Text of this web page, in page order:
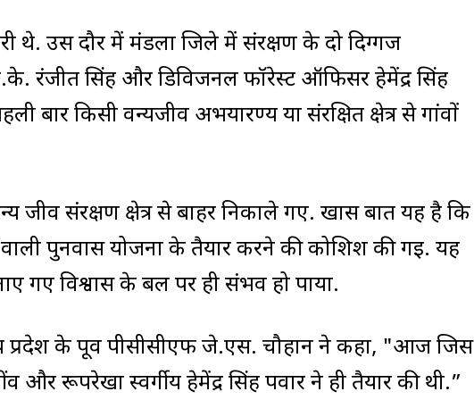
थे. उस दौर में मंडला जिले में संरक्षण के दो दिग्गज
रंजीत सिंह और डिविजनल फॉरेस्ट ऑफिसर हेमेंद्र सिंह
बार किसी वन्यजीव अभयारण्य या संरक्षित क्षेत्र से गांवों
जीव संरक्षण क्षेत्र से बाहर निकाले गए. खास बात यह है कि
पुनर्वास योजना के तैयार करने की कोशिश की गई. यह
गए विश्वास के बल पर ही संभव हो पाया.
प्रदेश के पूर्व पीसीसीएफ जे.एस. चौहान ने कहा, "आज जिस
और रूपरेखा स्वर्गीय हेमेंद्र सिंह पवार ने ही तैयार की थी.”